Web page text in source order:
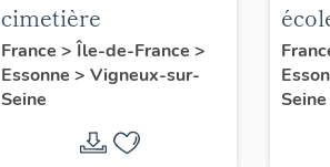
cimetière
France > Île-de-France >
Essonne > Vigneux-sur-
Seine
Seine